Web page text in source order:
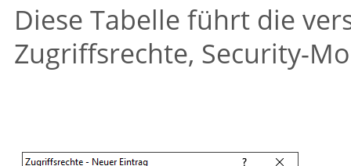
Diese Tabelle führt die
Zugriffsrechte, Security-